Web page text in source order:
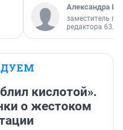
Александра
заместитель
редактора 63.RU
кислотой».
о жестоком